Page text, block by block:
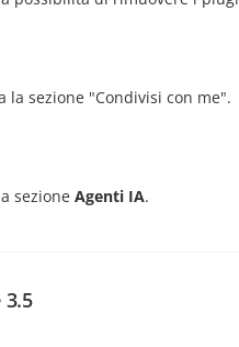
la sezione "Condivisi con me".
sezione Agenti IA.
3.5